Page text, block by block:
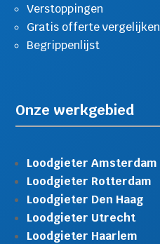
Verstoppingen
Gratis offerte vergelijken
Begrippenlijst
Onze werkgebied
Loodgieter Amsterdam
Loodgieter Rotterdam
Loodgieter Den Haag
Loodgieter Utrecht
Loodgieter Haarlem